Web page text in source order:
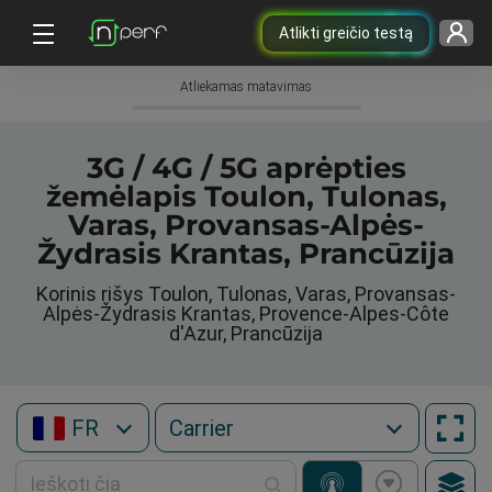
Atlikti greičio testą
Atliekamas matavimas
3G / 4G / 5G aprėpties
žemėlapis Toulon, Tulonas,
Varas, Provansas-Alpės-
Žydrasis Krantas, Prancūzija
Korinis rišys Toulon, Tulonas, Varas, Provansas-
Alpės-Žydrasis Krantas, Provence-Alpes-Côte
d'Azur, Prancūzija
FR